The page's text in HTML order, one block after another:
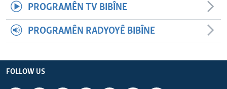
PROGRAMÊN TV BIBÎNE
PROGRAMÊN RADYOYÊ BIBÎNE
FOLLOW US